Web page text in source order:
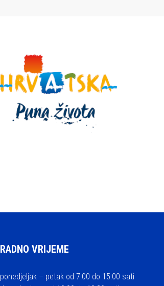
RADNO VRIJEME
ponedjeljak – petak od 7:00 do 15:00 sati